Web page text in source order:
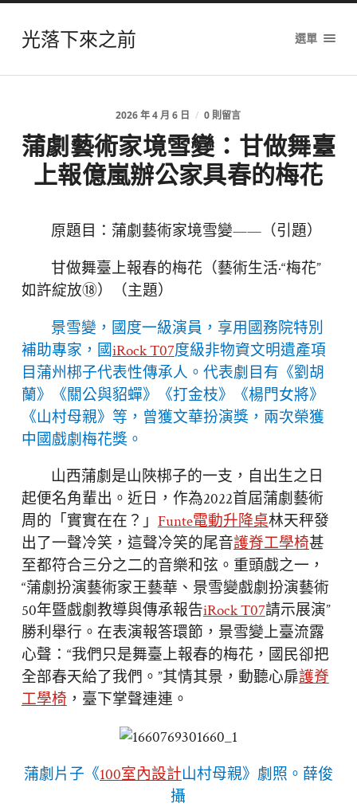
光落下來之前 選單
2026 年 4 月 6 日 / 0 則留言
蒲劇藝術家境雪變：甘做舞臺
上報億嵐辦公家具春的梅花
原題目：蒲劇藝術家境雪變——（引題）
甘做舞臺上報春的梅花（藝術生活·“梅花”
如許綻放⑱）（主題）
景雪變，國度一級演員，享用國務院特別
補助專家，國iRock T07度級非物資文明遺產項
目蒲州梆子代表性傳承人。代表劇目有《劉胡
蘭》《關公與貂蟬》《打金枝》《楊門女將》
《山村母親》等，曾獲文華扮演獎，兩次榮獲
中國戲劇梅花獎。
山西蒲劇是山陜梆子的一支，自出生之日
起便名角輩出。近日，作為2022首屆蒲劇藝術
周的「實實在在？」Funte電動升降桌林天秤發
出了一聲冷笑，這聲冷笑的尾音護脊工學椅甚
至都符合三分之二的音樂和弦。重頭戲之一，
“蒲劇扮演藝術家王藝華、景雪變戲劇扮演藝術
50年暨戲劇教導與傳承報告iRock T07請示展演”
勝利舉行。在表演報答環節，景雪變上臺流露
心聲：“我們只是舞臺上報春的梅花，國民卻把
全部春天給了我們。”其情其景，動聽心扉護脊
工學椅，臺下掌聲連連。
蒲劇片子《100室內設計山村母親》劇照。薛俊
攝